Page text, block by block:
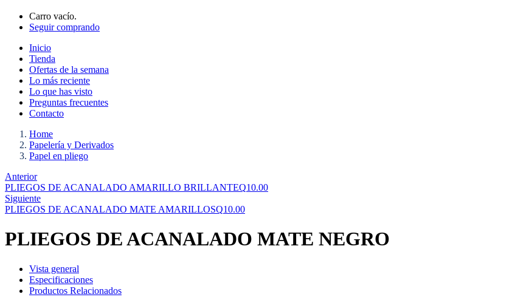
Carro vacío.
Seguir comprando
Inicio
Tienda
Ofertas de la semana
Lo más reciente
Lo que has visto
Preguntas frecuentes
Contacto
Home
Papelería y Derivados
Papel en pliego
Anterior
PLIEGOS DE ACANALADO AMARILLO BRILLANTEQ10.00
Siguiente
PLIEGOS DE ACANALADO MATE AMARILLOSQ10.00
PLIEGOS DE ACANALADO MATE NEGRO
Vista general
Especificaciones
Productos Relacionados